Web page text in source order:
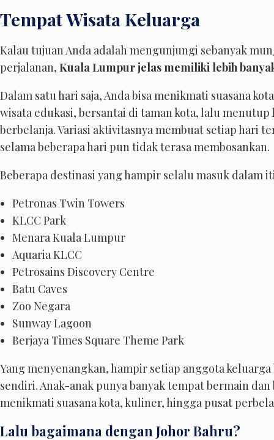
Tempat Wisata Keluarga
Kalau tujuan Anda adalah mengunjungi sebanyak
perjalanan, Kuala Lumpur jelas memiliki lebih
Dalam satu hari saja, Anda bisa menikmati suasana
wisata edukasi, bersantai di taman kota, lalu
berbelanja. Variasi aktivitasnya membuat setiap hari
selama beberapa hari pun tidak terasa membosankan.
Beberapa destinasi yang hampir selalu masuk dalam
Petronas Twin Towers
KLCC Park
Menara Kuala Lumpur
Aquaria KLCC
Petrosains Discovery Centre
Batu Caves
Zoo Negara
Sunway Lagoon
Berjaya Times Square Theme Park
Yang menyenangkan, hampir setiap anggota
sendiri. Anak-anak punya banyak tempat bermain
menikmati suasana kota, kuliner, hingga pusat
Lalu bagaimana dengan Johor Bahru?